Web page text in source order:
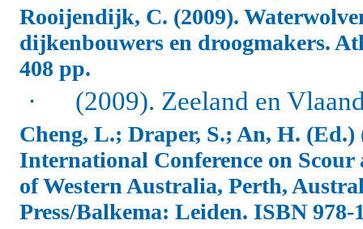
Rooijendijk, C. (2009).
dijkenbouwers en droogmakers.
408 pp.
· (2009). Zeeland en
Cheng, L.; Draper, S.; An, H. (Ed.)
International Conference on
of Western Australia, Perth,
Press/Balkema: Leiden. ISBN 978-